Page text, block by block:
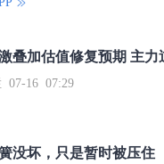
07-16 07:29
没坏，只是暂时被压住